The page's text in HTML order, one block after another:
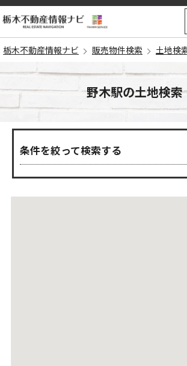
栃木不動産情報ナビ 販売物件検索 土地検
野木駅の土地検索
条件を絞って検索する